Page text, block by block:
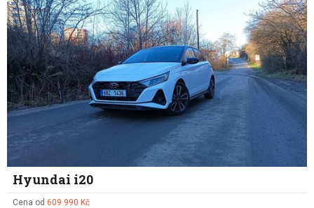
Hyundai i20
Cena od 609 990 Kč